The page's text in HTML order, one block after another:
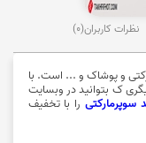
نظرات کاربران(0)
و پوشاک و ... است. با
ک بتوانید در وبسایت
سوپرمارکتیرا با تخفیف